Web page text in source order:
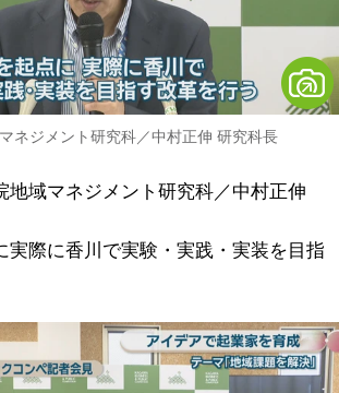
ネジメント研究科／中村正伸 研究科長
地域マネジメント研究科／中村正伸
実際に香川で実験・実践・実装を目指